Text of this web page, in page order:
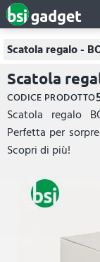
Scatola regalo -
Scatola
CODICE PRODOTTO
Scatola regalo
Perfetta per
Scopri di più!